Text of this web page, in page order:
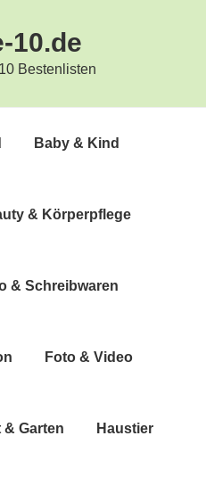
10.de
Bestenlisten
Baby & Kind
& Körperpflege
& Schreibwaren
Foto & Video
& Garten Haus­tier